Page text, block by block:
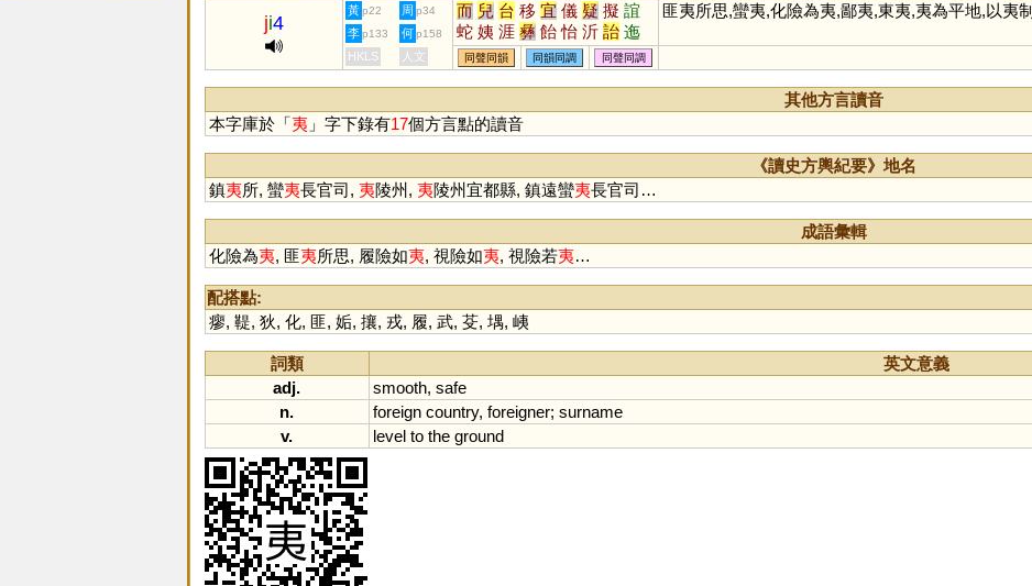
ji4
黃 p22 周 p34 而 兒 台 移 宜 儀 疑 擬 誼
蛇 姨 涯 彝 飴 怡 沂 詒 迤
酏 皚 頤 貽 咦 胰 簃 訑 觺
貤 鮞 痍 荑 宧 臑 嶷 匜 椸
眙 扅 𦣞 峏 迻 侕 洍 沶 溰 崺
异 儿 鸃 鴯 螔 輀 袲 聏 袘
眱 唲 羠 荋 箷 鏔 鉹 蛦 耛
詑 跠 蔩 萓 峓 暆 恞 瓵 熪
顊 珆 寲 嶬 胹 圯 迆 栘 杝
侇 狋 柂 洟 洏 耏 衪 陑 栭
桋
匪夷所思,蠻夷,化險為夷,鄙夷,東夷,夷為平地,以夷
李 p133 何 p158
HKLS 人文 同聲同韻 同韻同調 同聲同調
其他方言讀音
本字庫於「夷」字下錄有17個方言點的讀音
《讀史方輿紀要》地名
鎮夷所, 蠻夷長官司, 夷陵州, 夷陵州宜都縣, 鎮遠蠻夷長官司…
成語彙輯
化險為夷, 匪夷所思, 履險如夷, 視險如夷, 視險若夷…
配搭點:
瘳, 鞮, 狄, 化, 匪, 姤, 攘, 戎, 履, 武, 芟, 堣, 峓
詞類
英文意義
adj.
smooth, safe
n.
foreign country, foreigner; surname
v.
level to the ground